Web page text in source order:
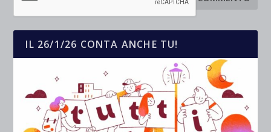
IL 26/1/26 CONTA ANCHE TU!